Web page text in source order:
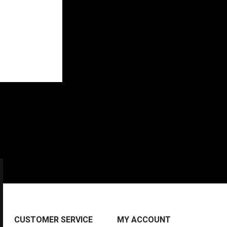
CUSTOMER SERVICE MY ACCOUNT